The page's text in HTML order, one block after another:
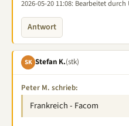
2026-05-20 11:08: Bearbeitet durch
Antwort
SK Stefan K.(stk)
Peter M. schrieb:
Frankreich - Facom